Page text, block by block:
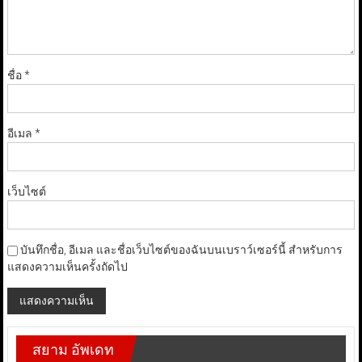
ชื่อ*
อีเมล *
เว็บไซต์
บันทึกชื่อ, อีเมล และชื่อเว็บไซต์ของฉันบนเบราว์เซอร์นี้ สำหรับการ
แสดงความเห็นครั้งถัดไป
สยาม อัพเดท